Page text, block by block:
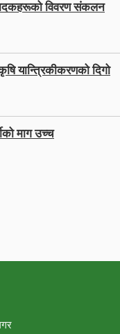
विवरण संकलन
यान्त्रिकीकरणको दिगो
माग उच्च